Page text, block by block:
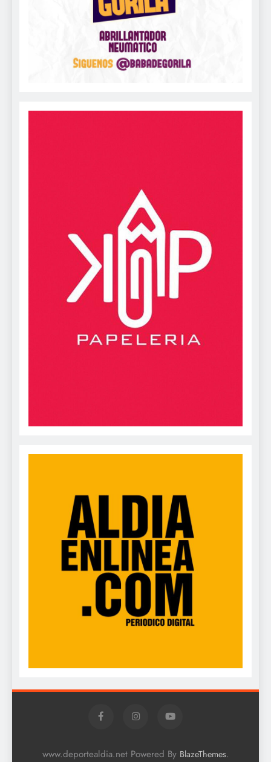
www.deportealdia.net Powered By BlazeThemes.